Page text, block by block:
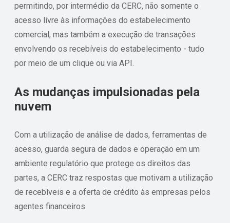
permitindo, por intermédio da CERC, não somente o
acesso livre às informações do estabelecimento
comercial, mas também a execução de transações
envolvendo os recebíveis do estabelecimento - tudo
por meio de um clique ou via API.
As mudanças impulsionadas pela
nuvem
Com a utilização de análise de dados, ferramentas de
acesso, guarda segura de dados e operação em um
ambiente regulatório que protege os direitos das
partes, a CERC traz respostas que motivam a utilização
de recebíveis e a oferta de crédito às empresas pelos
agentes financeiros.